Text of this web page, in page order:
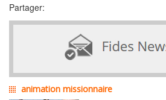
Partager:
animation missionnaire